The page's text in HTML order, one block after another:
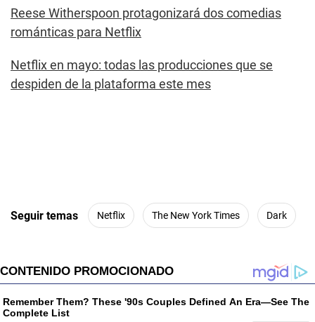
Reese Witherspoon protagonizará dos comedias
románticas para Netflix
Netflix en mayo: todas las producciones que se
despiden de la plataforma este mes
Seguir temas Netflix The New York Times Dark